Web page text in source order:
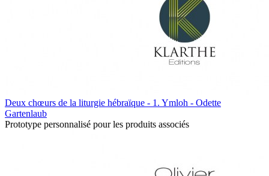
Deux chœurs de la liturgie hébraïque - 1. Ymloh - Odette
Gartenlaub
Prototype personnalisé pour les produits associés